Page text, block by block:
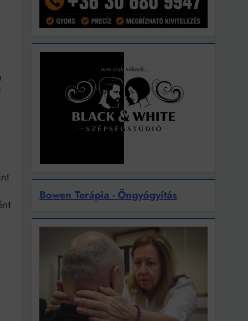
Bowen Terápia - Öngyógyítás